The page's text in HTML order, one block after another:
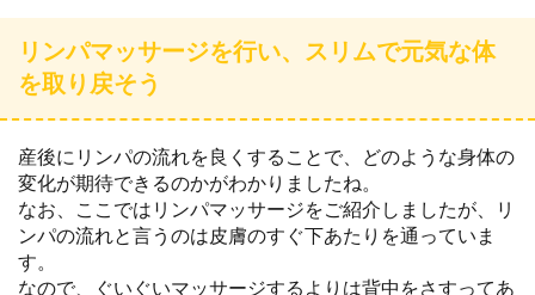
リンパマッサージを行い、スリムで元気な体
を取り戻そう
産後にリンパの流れを良くすることで、どのような身体の
変化が期待できるのかがわかりましたね。
なお、ここではリンパマッサージをご紹介しましたが、リ
ンパの流れと言うのは皮膚のすぐ下あたりを通っていま
す。
なので、ぐいぐいマッサージするよりは背中をさすってあ